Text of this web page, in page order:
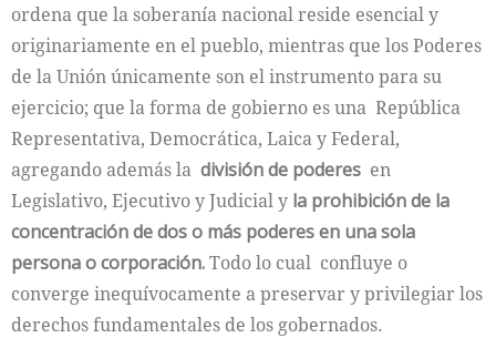
ordena que la soberanía nacional reside esencial y
originariamente en el pueblo, mientras que los Poderes
de la Unión únicamente son el instrumento para su
ejercicio; que la forma de gobierno es una República
Representativa, Democrática, Laica y Federal,
agregando además la división de poderes en
Legislativo, Ejecutivo y Judicial y la prohibición de la
concentración de dos o más poderes en una sola
persona o corporación.Todo lo cual confluye o
converge inequívocamente a preservar y privilegiar los
derechos fundamentales de los gobernados.